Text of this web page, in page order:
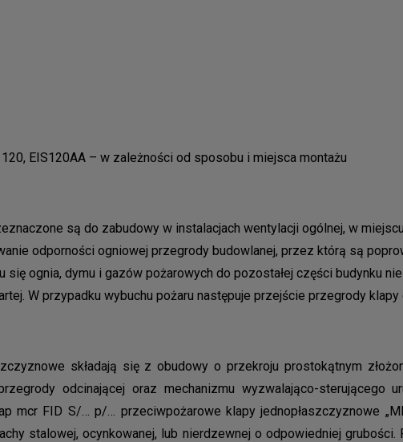
120, EIS120AA – w zależności od sposobu i miejsca montażu
są do zabudowy w instalacjach wentylacji ogólnej, w
odporności ogniowej przegrody budowlanej, przez którą są
ognia, dymu i gazów pożarowych do pozostałej części budynku
W przypadku wybuchu pożaru następuje przejście przegrody
składają się z obudowy o przekroju prostokątnym
odcinającej oraz mechanizmu wyzwalająco-sterującego
mcr FID S/… p/… przeciwpożarowe klapy jednopłaszczyznowe
stalowej, ocynkowanej, lub nierdzewnej o odpowiedniej